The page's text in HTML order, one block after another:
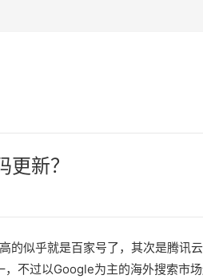
新？
似乎就是百家号了，其次是腾讯
不过以Google为主的海外搜索市